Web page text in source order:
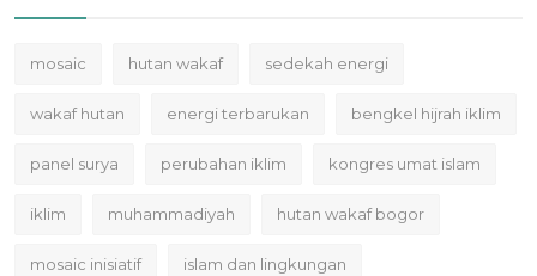
mosaic hutan wakaf sedekah energi
wakaf hutan energi terbarukan bengkel hijrah iklim
panel surya perubahan iklim kongres umat islam
iklim muhammadiyah hutan wakaf bogor
mosaic inisiatif islam dan lingkungan